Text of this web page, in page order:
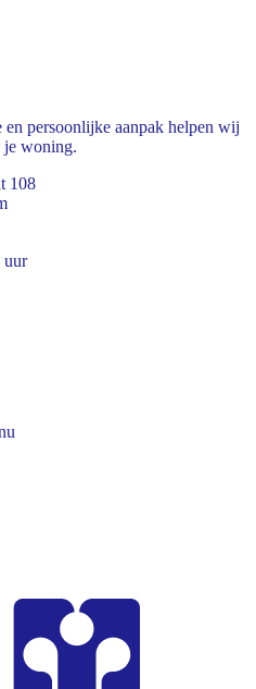
persoonlijke aanpak helpen wij
je woning.
108
uur